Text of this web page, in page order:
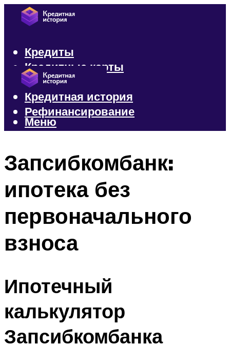
Кредиты
Кредитные карты
Микрозаймы
Кредитная история
Рефинансирование
Меню
Запсибкомбанк:
ипотека без
первоначального
взноса
Ипотечный
калькулятор
Запсибкомбанка